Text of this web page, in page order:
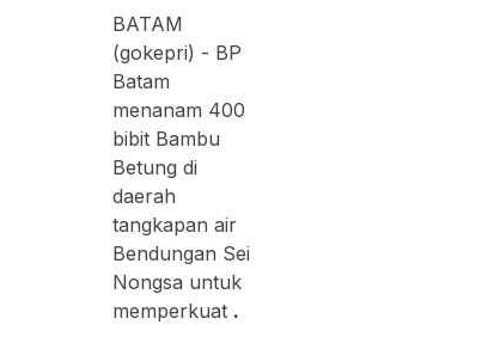
BATAM
(gokepri) - BP
Batam
menanam 400
bibit Bambu
Betung di
daerah
tangkapan air
Bendungan Sei
Nongsa untuk
memperkuat .